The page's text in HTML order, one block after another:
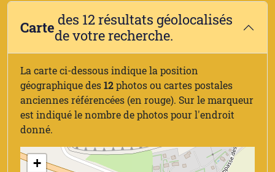
Carte des 12 résultats géolocalisés
de votre recherche.
La carte ci-dessous indique la position
géographique des12photos ou cartes postales
anciennes référencées (en rouge). Sur le marqueur
est indiqué le nombre de photos pour l'endroit
donné.
+